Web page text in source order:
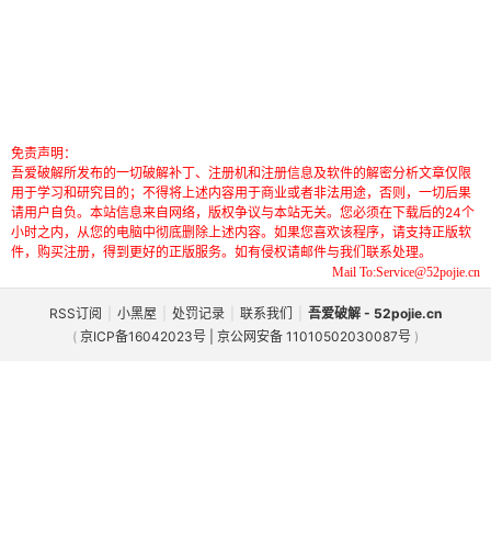
免责声明：
吾爱破解所发布的一切破解补丁、注册机和注册信息及软件的解密分析文章仅限
用于学习和研究目的；不得将上述内容用于商业或者非法用途，否则，一切后果
请用户自负。本站信息来自网络，版权争议与本站无关。您必须在下载后的24个
小时之内，从您的电脑中彻底删除上述内容。如果您喜欢该程序，请支持正版软
件，购买注册，得到更好的正版服务。如有侵权请邮件与我们联系处理。
Mail To:Service@52pojie.cn
RSS订阅 小黑屋 处罚记录 联系我们
吾爱破解 - 52pojie.cn
( 京ICP备16042023号 | 京公网安备 11010502030087号 )